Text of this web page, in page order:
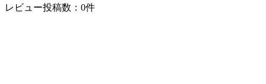
レビュー投稿数：0件